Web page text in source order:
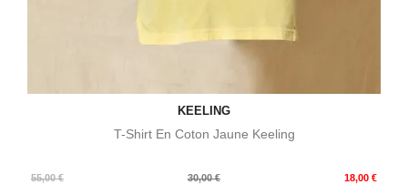
KEELING
T-Shirt En Coton Jaune Keeling
55,00 €
Prix
30,00 € 18,00 €
Prix